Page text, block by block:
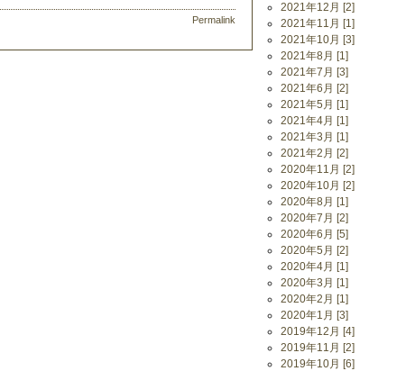
Permalink
2021年12月 [2]
2021年11月 [1]
2021年10月 [3]
2021年8月 [1]
2021年7月 [3]
2021年6月 [2]
2021年5月 [1]
2021年4月 [1]
2021年3月 [1]
2021年2月 [2]
2020年11月 [2]
2020年10月 [2]
2020年8月 [1]
2020年7月 [2]
2020年6月 [5]
2020年5月 [2]
2020年4月 [1]
2020年3月 [1]
2020年2月 [1]
2020年1月 [3]
2019年12月 [4]
2019年11月 [2]
2019年10月 [6]